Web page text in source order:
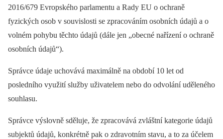
2016/679 Evropského parlamentu a Rady EU o ochraně
fyzických osob v souvislosti se zpracováním osobních údajů a o
volném pohybu těchto údajů (dále jen „obecné nařízení o ochraně
osobních údajů“).
Správce údaje uchovává maximálně na období 10 let od
posledního využití služby uživatelem nebo do odvolání uděleného
souhlasu.
Správce výslovně sděluje, že zpracovává zvláštní kategorie údajů
subjektů údajů, konkrétně pak o zdravotním stavu, a to za účelem